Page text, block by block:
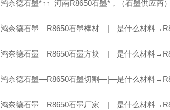
鸿奈德石墨*↑↑ 河南R8650石墨*，（石墨供应商
鸿奈德石墨—R8650石墨棒材—|—是什么材料
鸿奈德石墨—R8650石墨方块—|—是什么材料
鸿奈德石墨—R8650石墨切割—|—是什么材料
鸿奈德石墨—R8650石墨厂家—|—是什么材料